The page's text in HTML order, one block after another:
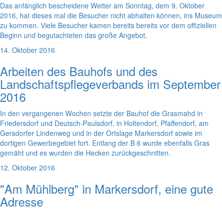
Das anfänglich bescheidene Wetter am Sonntag, dem 9. Oktober
2016, hat dieses mal die Besucher nicht abhalten können, ins Museum
zu kommen. Viele Besucher kamen bereits bereits vor dem offiziellen
Beginn und begutachteten das große Angebot.
14. Oktober 2016
Arbeiten des Bauhofs und des
Landschaftspflegeverbands im September
2016
In den vergangenen Wochen setzte der Bauhof die Grasmahd in
Friedersdorf und Deutsch-Paulsdorf, in Holtendorf, Pfaffendorf, am
Gersdorfer Lindenweg und in der Ortslage Markersdorf sowie im
dortigen Gewerbegebiet fort. Entlang der B 6 wurde ebenfalls Gras
gemäht und es wurden die Hecken zurückgeschnitten.
12. Oktober 2016
"Am Mühlberg" in Markersdorf, eine gute
Adresse